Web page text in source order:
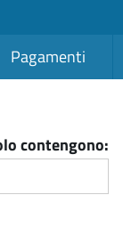
Pagamenti
contengono: